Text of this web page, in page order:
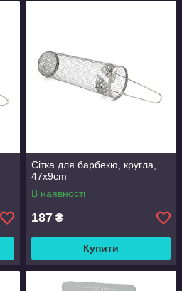
Сітка для барбекю, кругла,
47x9cm
В наявності
187 ₴
Купити